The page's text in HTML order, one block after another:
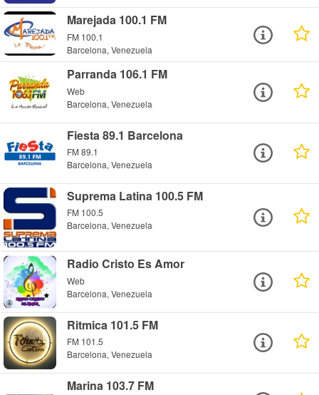
Marejada 100.1 FM
FM 100.1
Barcelona, Venezuela
Parranda 106.1 FM
Web
Barcelona, Venezuela
Fiesta 89.1 Barcelona
FM 89.1
Barcelona, Venezuela
Suprema Latina 100.5 FM
FM 100.5
Barcelona, Venezuela
Radio Cristo Es Amor
Web
Barcelona, Venezuela
Ritmica 101.5 FM
FM 101.5
Barcelona, Venezuela
Marina 103.7 FM